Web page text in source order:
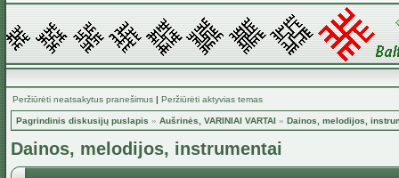
Peržiūrėti neatsakytus pranešimus | Peržiūrėti aktyvias temas
Pagrindinis diskusijų puslapis » Aušrinės, VARINIAI VARTAI » Dainos, melodijos,
Dainos, melodijos, instrumentai